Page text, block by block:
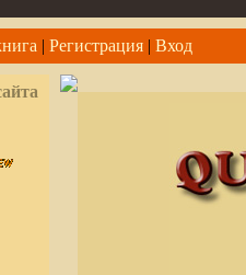
| Регистрация| Вход